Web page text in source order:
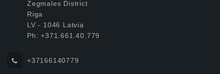
Zegmales District
Riga
LV - 1046 Latvia
Ph: +371.661.40.779
+37166140779